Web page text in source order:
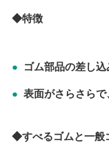
◆特徴
● ゴム部品の差し込
● 表面がさらさらで
◆すべるゴムと一般